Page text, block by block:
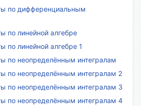
по дифференциальным
по линейной алгебре
по линейной алгебре 1
по неопределённым интегралам
по неопределённым интегралам 2
по неопределённым интегралам 3
по неопределённым интегралам 4